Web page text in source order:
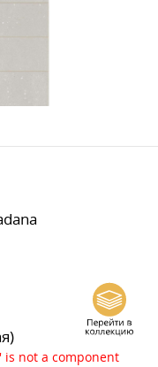
is not a component